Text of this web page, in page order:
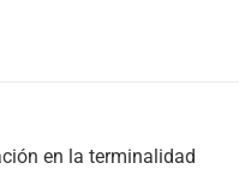
en la terminalidad